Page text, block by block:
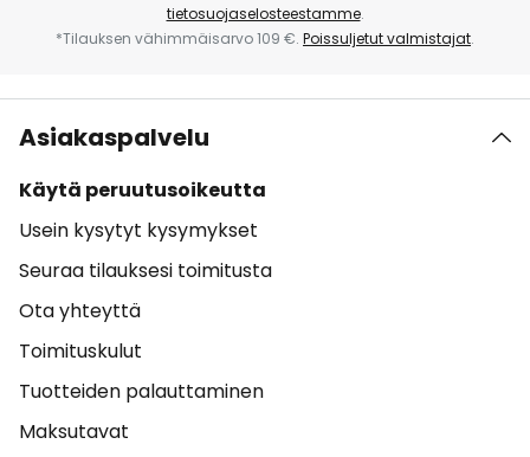
tietosuojaselosteestamme.
*Tilauksen vähimmäisarvo 109 €. Poissuljetut valmistajat.
Asiakaspalvelu
Käytä peruutusoikeutta
Usein kysytyt kysymykset
Seuraa tilauksesi toimitusta
Ota yhteyttä
Toimituskulut
Tuotteiden palauttaminen
Maksutavat